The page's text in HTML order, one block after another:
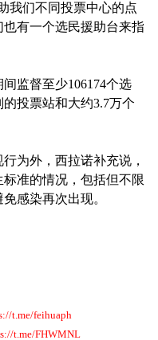
我们不同投票中心的点
有一个选民援助台来指
监督至少106174个选
投票站和大约3.7万个
为外，西拉诺补充说，
准的情况，包括但不限
感染再次出现。
t.me/feihuaph
t.me/FHWMNL